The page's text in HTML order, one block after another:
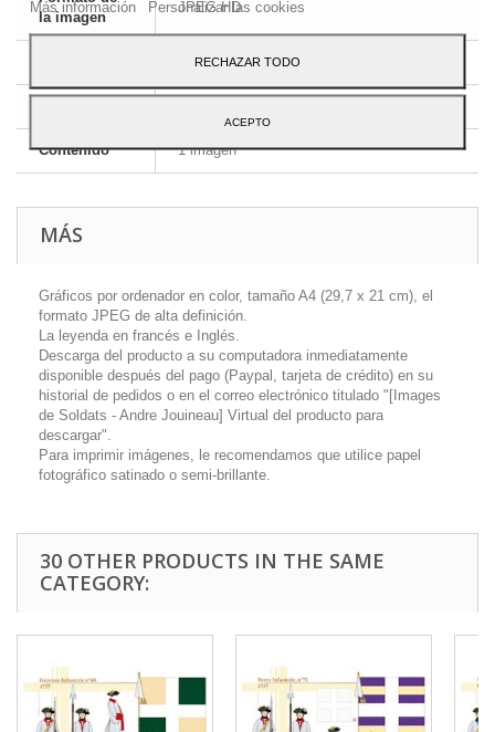
la imagen
JPEG HD
A4 - 29,7 x 21 cm
Contenido 1 imagen
MÁS
Gráficos por ordenador en color, tamaño A4 (29,7 x 21 cm), el
formato JPEG de alta definición.
La leyenda en francés e Inglés.
Descarga del producto a su computadora inmediatamente
disponible después del pago (Paypal, tarjeta de crédito) en su
historial de pedidos o en el correo electrónico titulado "[Images
de Soldats - Andre Jouineau] Virtual del producto para
descargar".
Para imprimir imágenes, le recomendamos que utilice papel
fotográfico satinado o semi-brillante.
30 OTHER PRODUCTS IN THE SAME
CATEGORY:
Más información
Personalizar las cookies
RECHAZAR TODO
ACEPTO